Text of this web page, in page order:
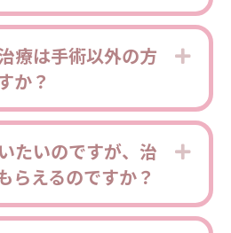
療は手術以外の方
か？
たいのですが、治
らえるのですか？